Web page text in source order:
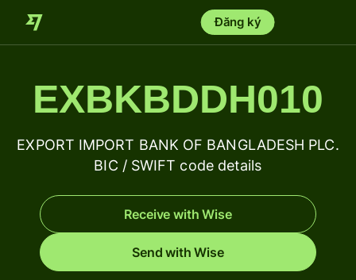
Đăng ký
EXBKBDDH010
EXPORT IMPORT BANK OF BANGLADESH PLC.
BIC / SWIFT code details
Receive with Wise
Send with Wise